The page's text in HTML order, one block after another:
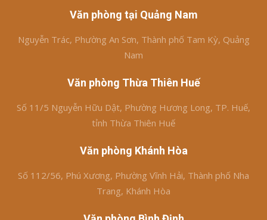
Văn phòng tại Quảng Nam
Nguyễn Trác, Phường An Sơn, Thành phố Tam Kỳ, Quảng
Nam
Văn phòng Thừa Thiên Huế
Số 11/5 Nguyễn Hữu Dật, Phường Hương Long, TP. Huế,
tỉnh Thừa Thiên Huế
Văn phòng Khánh Hòa
Số 112/56, Phú Xương, Phường Vĩnh Hải, Thành phố Nha
Trang, Khánh Hòa